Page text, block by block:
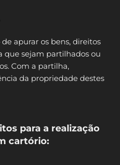
apurar os bens, direitos
que sejam partilhados ou
Com a partilha,
da propriedade destes
para a realização
cartório: